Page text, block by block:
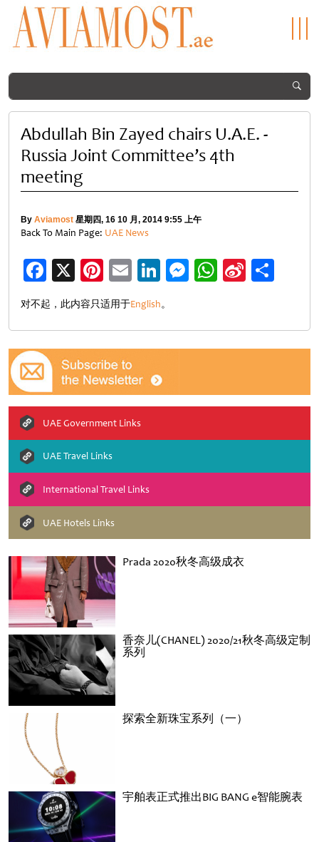
Prada 2020秋冬高级成衣
香奈儿(CHANEL) 2020/21秋冬高级定制
系列
探索全新珠宝系列（一）
宇舶表正式推出BIG BANG e智能腕表
Abdullah Bin Zayed chairs U.A.E. -
Russia Joint Committee’s 4th
meeting
By Aviamost 星期四, 16 10 月, 2014 9:55 上午
Back To Main Page: UAE News
Facebook
X Pinterest
EmailLinkedIn
Messenger
WhatsApp
Sina
对不起，此内容只适用于English。
UAE Government Links
UAE Travel Links
International Travel Links
UAE Hotels Links